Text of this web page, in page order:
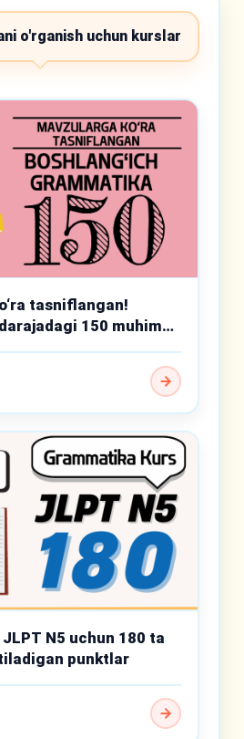
o'rganish uchun kurslar
tasniflangan!
150 muhim
N5 uchun 180 ta
punktlar